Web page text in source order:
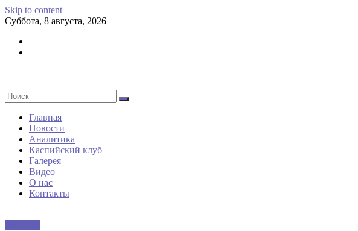
Skip to content
Суббота, 8 августа, 2026
Главная
Новости
Аналитика
Каспийский клуб
Галерея
Видео
О нас
Контакты